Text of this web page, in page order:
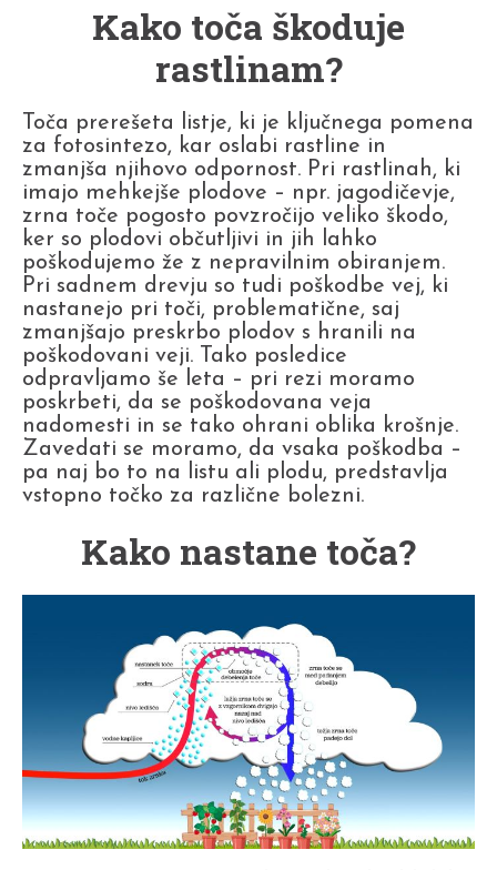
Kako toča škoduje
rastlinam?
Toča prerešeta listje, ki je ključnega pomena
za fotosintezo, kar oslabi rastline in
zmanjša njihovo odpornost. Pri rastlinah, ki
imajo mehkejše plodove – npr. jagodičevje,
zrna toče pogosto povzročijo veliko škodo,
ker so plodovi občutljivi in jih lahko
poškodujemo že z nepravilnim obiranjem.
Pri sadnem drevju so tudi poškodbe vej, ki
nastanejo pri toči, problematične, saj
zmanjšajo preskrbo plodov s hranili na
poškodovani veji. Tako posledice
odpravljamo še leta – pri rezi moramo
poskrbeti, da se poškodovana veja
nadomesti in se tako ohrani oblika krošnje.
Zavedati se moramo, da vsaka poškodba –
pa naj bo to na listu ali plodu, predstavlja
vstopno točko za različne bolezni.
Kako nastane toča?